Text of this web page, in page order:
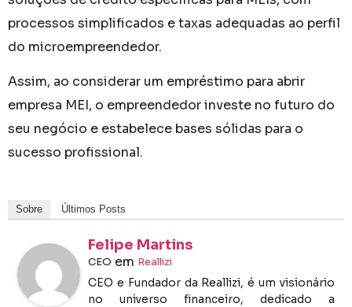
processos simplificados e taxas adequadas ao perfil
do microempreendedor.
Assim, ao considerar um empréstimo para abrir
empresa MEI, o empreendedor investe no futuro do
seu negócio e estabelece bases sólidas para o
sucesso profissional.
Sobre Últimos Posts
Felipe Martins
CEO em Reallizi
CEO e Fundador da Reallizi, é um visionário
no universo financeiro, dedicado a